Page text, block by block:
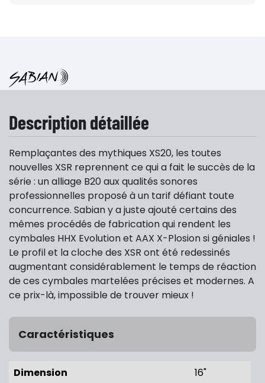
Description détaillée
Remplaçantes des mythiques XS20, les toutes
nouvelles XSR reprennent ce qui a fait le succès de la
série : un alliage B20 aux qualités sonores
professionnelles proposé à un tarif défiant toute
concurrence. Sabian y a juste ajouté certains des
mêmes procédés de fabrication qui rendent les
cymbales HHX Evolution et AAX X-Plosion si géniales !
Le profil et la cloche des XSR ont été redessinés
augmentant considérablement le temps de réaction
de ces cymbales martelées précises et modernes. A
ce prix-là, impossible de trouver mieux !
Caractéristiques
Dimension 16"